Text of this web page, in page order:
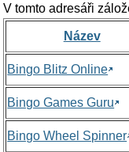
V tomto adresáři
Název
Bingo Blitz Online
Bingo Games Guru
Bingo Wheel Spinner